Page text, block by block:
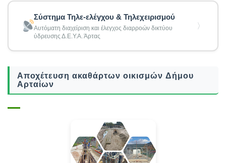
Σύστημα Τηλε-ελέγχου & Τηλεχειρισμού
Αυτόματη διαχείριση και έλεγχος διαρροών δικτύου
ύδρευσης Δ.Ε.Υ.Α. Άρτας
〉
Αποχέτευση ακαθάρτων οικισμών Δήμου
Αρταίων